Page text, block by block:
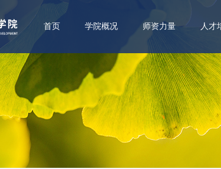
首页 学院概况 师资力量 人才